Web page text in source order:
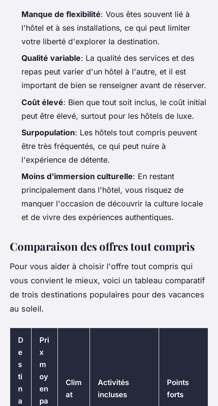
Manque de flexibilité: Vous êtes souvent lié à
l'hôtel et à ses installations, ce qui peut limiter
votre liberté d'explorer la destination.
Qualité variable: La qualité des services et des
repas peut varier d'un hôtel à l'autre, et il est
important de bien se renseigner avant de réserver.
Coût élevé: Bien que tout soit inclus, le coût initial
peut être élevé, surtout pour les hôtels de luxe.
Surpopulation: Les hôtels tout compris peuvent
être très fréquentés, ce qui peut nuire à
l'expérience de détente.
Moins d'immersion culturelle: En restant
principalement dans l'hôtel, vous risquez de
manquer l'occasion de découvrir la culture locale
et de vivre des expériences authentiques.
Comparaison des offres tout compris
Pour vous aider à choisir l'offre tout compris qui
vous convient le mieux, voici un tableau comparatif
de trois destinations populaires pour des vacances
au soleil.
D
e
s
ti
n
a
Pri
x
m
oy
en
pa
Clim
at
Activités
incluses
Points
forts